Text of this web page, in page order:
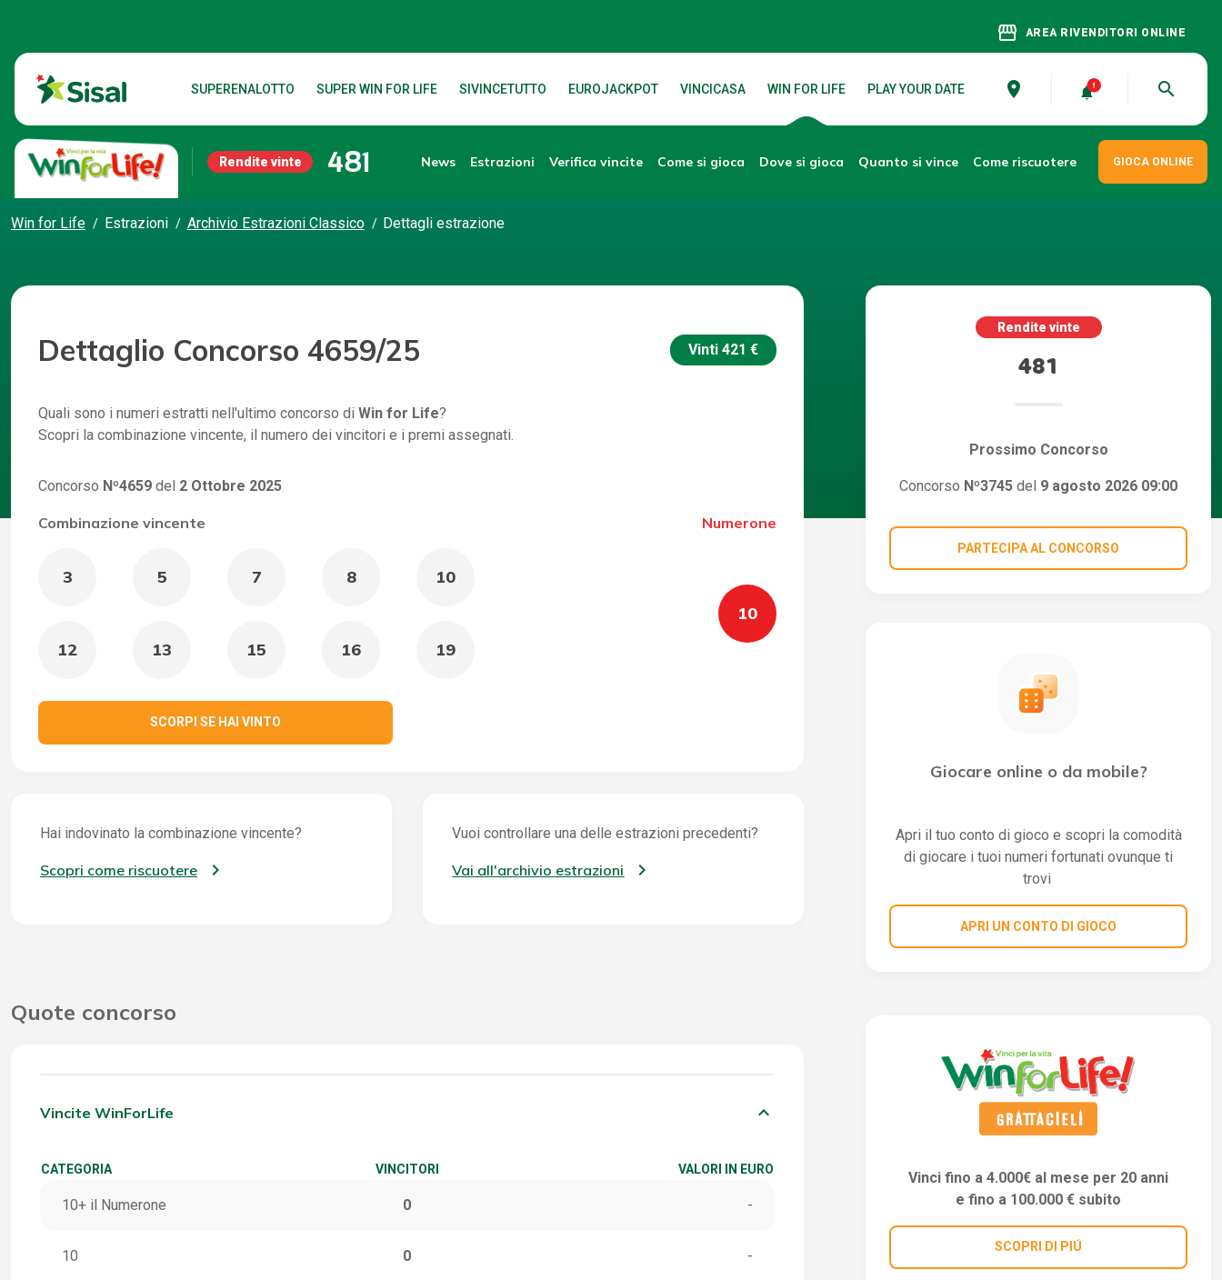
storefront AREA RIVENDITORI ONLINE
SUPERENALOTTO SUPER WIN FOR LIFE SIVINCETUTTO EUROJACKPOT VINCICASA WIN FOR LIFE PLAY YOUR DATE place search
Rendite vinte 481 News Estrazioni Verifica vincite Come si gioca Dove si gioca Quanto si vince Come riscuotere GIOCA ONLINE
Win for Life Estrazioni Archivio Estrazioni Classico Dettagli estrazione
Dettaglio Concorso 4659/25 Vinti 421 €
Quali sono i numeri estratti nell'ultimo concorso di Win for Life?
Scopri la combinazione vincente, il numero dei vincitori e i premi assegnati.
Concorso Nº4659 del 2 Ottobre 2025
Combinazione vincente Numerone
3 5 7 8 10
12 13 15 16 19
10
SCORPI SE HAI VINTO
Hai indovinato la combinazione vincente?
Scopri come riscuotere
Vuoi controllare una delle estrazioni precedenti?
Vai all'archivio estrazioni
Quote concorso
Vincite WinForLife keyboard_arrow_down
CATEGORIA VINCITORI VALORI IN EURO
10+ il Numerone 0 -
10 0 -
Rendite vinte
481
Prossimo Concorso
Concorso Nº3745 del 9 agosto 2026 09:00
PARTECIPA AL CONCORSO
Giocare online o da mobile?
Apri il tuo conto di gioco e scopri la comodità
di giocare i tuoi numeri fortunati ovunque ti
trovi
APRI UN CONTO DI GIOCO
Vinci fino a 4.000€ al mese per 20 anni
e fino a 100.000 € subito
SCOPRI DI PIÚ